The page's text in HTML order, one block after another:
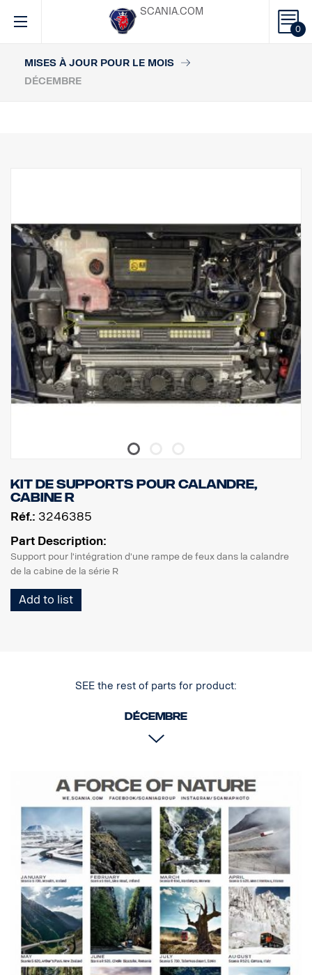
0
SCANIA.COM
MISES À JOUR POUR LE MOIS
DÉCEMBRE
Kit de supports pour calandre,
cabine R
Réf.: 3246385
Part Description:
Support pour l'intégration d'une rampe de feux dans la calandre
de la cabine de la série R
Add to list
SEE the rest of parts for product:
Décembre